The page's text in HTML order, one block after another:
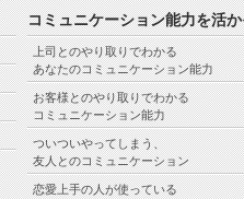
コミュニケーション能力を活
上司とのやり取りでわかる
あなたのコミュニケーション能力
お客様とのやり取りでわかる
コミュニケーション能力
ついついやってしまう、
友人とのコミュニケーション
恋愛上手の人が使っている